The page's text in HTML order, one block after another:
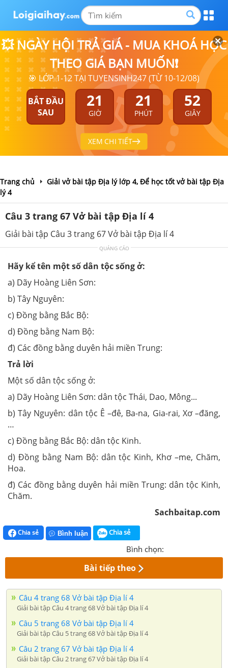
💥 NGÀY HỘI TRẢ GIÁ - MUA KHOÁ HỌC
THEO GIÁ BẠN MUỐN❗
🎯 LỚP 1-12 TẠI TUYENSINH247 (TỪ 10-12/08)
BẮT ĐẦU
SAU
21
GIỜ
21
PHÚT
52
GIÂY
XEM CHI TIẾT
Trang chủ
Giải vở bài tập Địa lý lớp 4, Để học tốt vở bài tập Địa
lý 4
Câu 3 trang 67 Vở bài tập Địa lí 4
Giải bài tập Câu 3 trang 67 Vở bài tập Địa lí 4
QUẢNG CÁO
Hãy kể tên một số dân tộc sống ở:
a) Dãy Hoàng Liên Sơn:
b) Tây Nguyên:
c) Đồng bằng Bắc Bộ:
d) Đồng bằng Nam Bộ:
đ) Các đồng bằng duyên hải miền Trung:
Trả lời
Một số dân tộc sống ở:
a) Dãy Hoàng Liên Sơn: dân tộc Thái, Dao, Mông...
b) Tây Nguyên: dân tộc Ê –đê, Ba-na, Gia-rai, Xơ –đăng,
…
c) Đồng bằng Bắc Bộ: dân tộc Kinh.
d) Đồng bằng Nam Bộ: dân tộc Kinh, Khơ –me, Chăm,
Hoa.
đ) Các đồng bằng duyên hải miền Trung: dân tộc Kinh,
Chăm.
Sachbaitap.com
Chia sẻ Bình luận Chia sẻ
Bình chọn:
Bài tiếp theo
Câu 4 trang 68 Vở bài tập Địa lí 4
Giải bài tập Câu 4 trang 68 Vở bài tập Địa lí 4
Câu 5 trang 68 Vở bài tập Địa lí 4
Giải bài tập Câu 5 trang 68 Vở bài tập Địa lí 4
Câu 2 trang 67 Vở bài tập Địa lí 4
Giải bài tập Câu 2 trang 67 Vở bài tập Địa lí 4